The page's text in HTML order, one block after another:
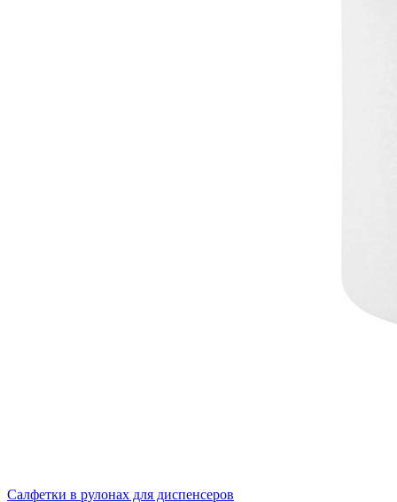
Салфетки в рулонах для диспенсеров